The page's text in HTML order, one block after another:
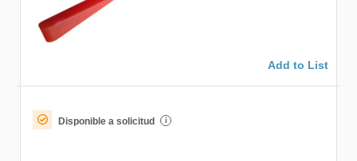
Add to List
Disponible a solicitud i